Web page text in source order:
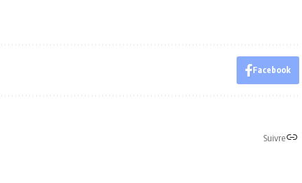
Facebook
Suivre